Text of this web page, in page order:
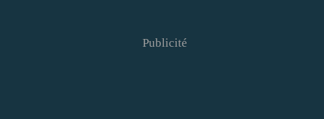
Publicité